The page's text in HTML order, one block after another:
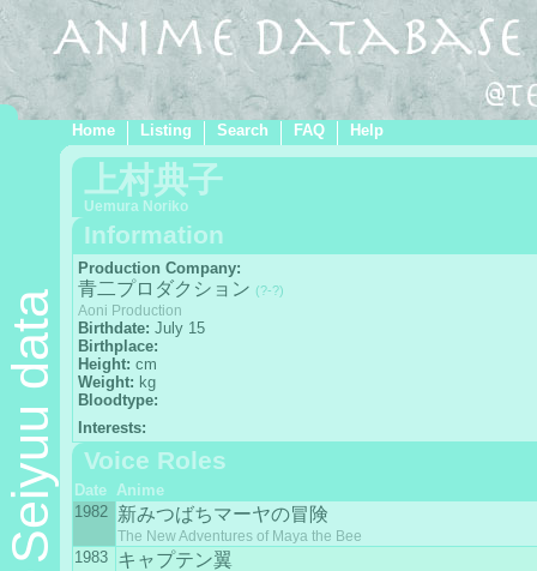
Home Listing Search FAQ Help
Seiyuu data
上村典子
Uemura Noriko
Information
Production Company:
青二プロダクション (?-?)
Aoni Production
Birthdate: July 15
Birthplace:
Height: cm
Weight: kg
Bloodtype:
Interests:
Voice Roles
Date Anime
1982 新みつばちマーヤの冒険
The New Adventures of Maya the Bee
1983 キャプテン翼